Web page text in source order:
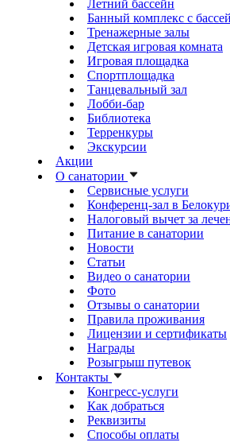
Летний бассейн
Банный комплекс с
Тренажерные залы
Детская игровая комната
Игровая площадка
Спортплощадка
Танцевальный зал
Лобби-бар
Библиотека
Терренкуры
Экскурсии
Акции
О санатории
Сервисные услуги
Конференц-зал в
Налоговый вычет за
Питание в санатории
Новости
Статьи
Видео о санатории
Фото
Отзывы о санатории
Правила проживания
Лицензии и сертификаты
Награды
Розыгрыш путевок
Контакты
Конгресс-услуги
Как добраться
Реквизиты
Способы оплаты